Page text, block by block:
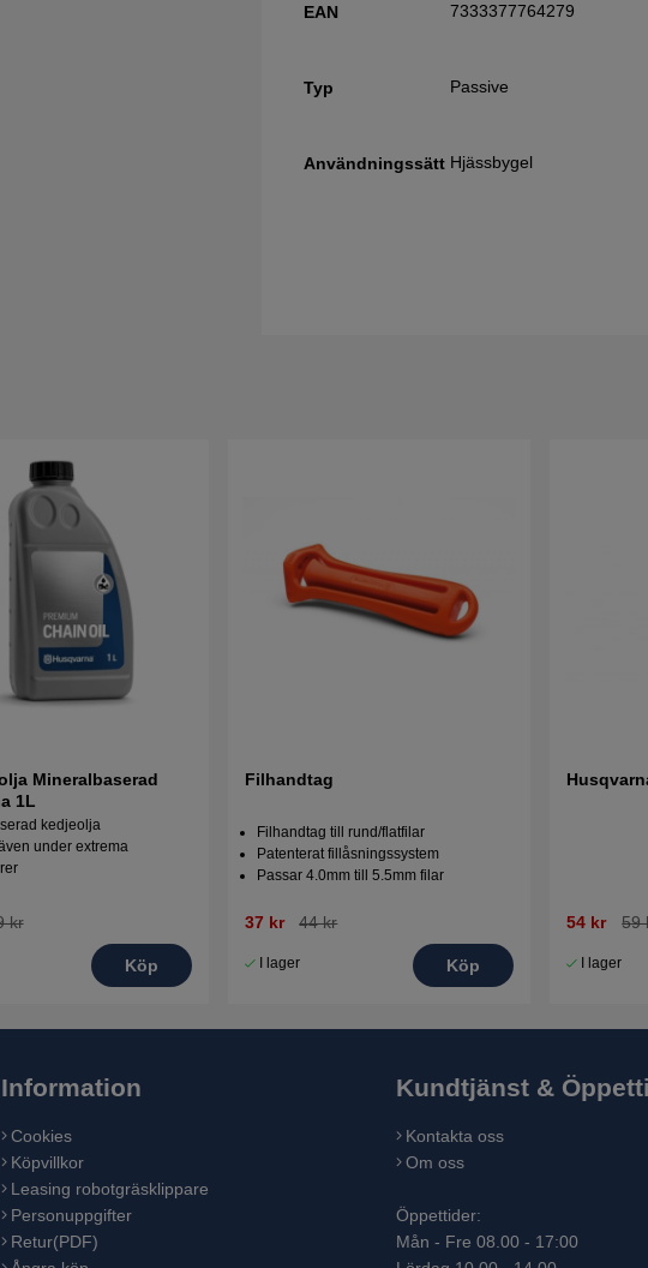
EAN 7333377764279
Typ Passive
Användningssätt Hjässbygel
Mineralbaserad
1L
kedjeolja
under extrema
kr
Köp
Filhandtag
Filhandtag till rund/flatfilar
Patenterat fillåsningssystem
Passar 4.0mm till 5.5mm filar
37 kr 44 kr
I lager Köp
54 kr 59
I lager
Information
Cookies
Köpvillkor
Leasing robotgräsklippare
Personuppgifter
Retur(PDF)
Kundtjänst &
Kontakta oss
Om oss
Öppettider:
Mån - Fre 08.00 - 17:00